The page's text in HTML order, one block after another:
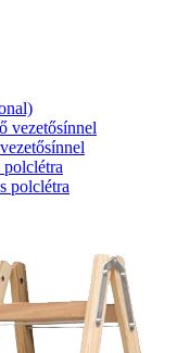
vezetősínnel
polclétra